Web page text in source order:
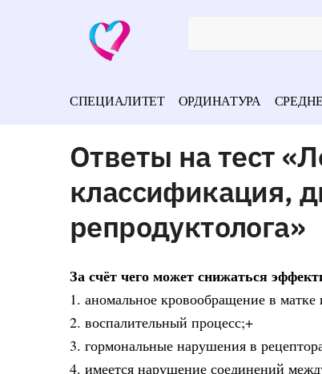
СПЕЦИАЛИТЕТ ОРДИНАТУРА
Ответы на тест
классификация,
репродуктолога»
За счёт чего может снижаться
1. аномальное кровообращение в
2. воспалительный процесс;+
3. гормональные нарушения в
4. имеется нарушение соединений